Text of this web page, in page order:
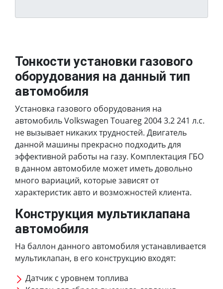
Тонкости установки газового
оборудования на данный тип
автомобиля
Установка газового оборудования на
автомобиль Volkswagen Touareg 2004 3.2 241 л.с.
не вызывает никаких трудностей. Двигатель
данной машины прекрасно подходить для
эффективной работы на газу. Комплектация ГБО
в данном автомобиле может иметь довольно
много вариаций, которые зависят от
характеристик авто и возможностей клиента.
Конструкция мультиклапана
автомобиля
На баллон данного автомобиля устанавливается
мультиклапан, в его конструкцию входят:
Датчик с уровнем топлива